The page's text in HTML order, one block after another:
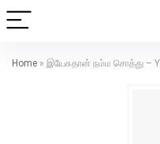
Home » இயேசுதான் நம்ம சொத்து –